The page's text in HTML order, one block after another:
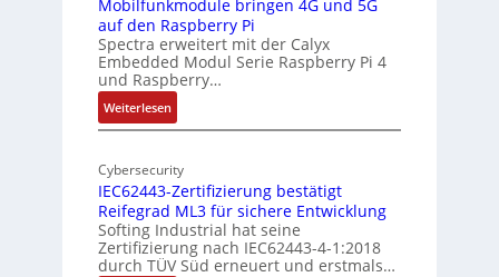
a
n
d
E
g
e
Z
o
l
l
-
I
d
u
t
r
Mobilfunkmodule bringen 4G und 5G
auf den Raspberry Pi
Spectra erweitert mit der Calyx
Embedded Modul Serie Raspberry Pi 4
und Raspberry…
Weiterlesen:
M
b
i
f
u
Cybersecurity
IEC62443-Zertifizierung bestätigt
Reifegrad ML3 für sichere Entwicklung
Softing Industrial hat seine
Zertifizierung nach IEC62443-4-1:2018
durch TÜV Süd erneuert und erstmals…